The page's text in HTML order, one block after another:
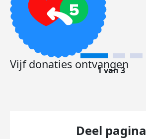
Vijf donaties ontvangen
1 van 3
Deel pagina